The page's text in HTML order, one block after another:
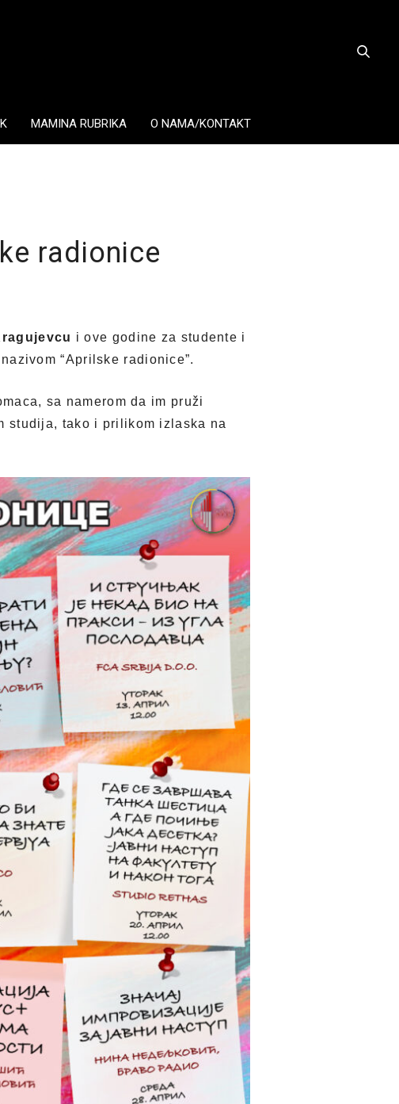
MAMINA RUBRIKA O NAMA/KONTAKT
radionice
i ove godine za studente i
“Aprilske radionice”.
sa namerom da im pruži
studija, tako i prilikom izlaska na